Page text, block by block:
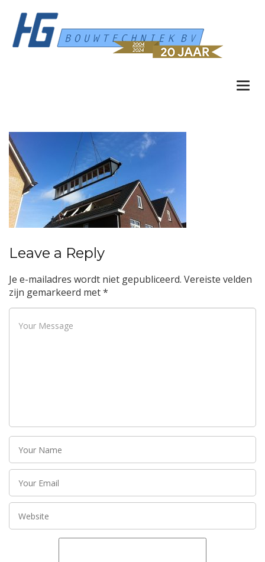
Leave a Reply
Je e-mailadres wordt niet gepubliceerd. Vereiste velden
zijn gemarkeerd met*